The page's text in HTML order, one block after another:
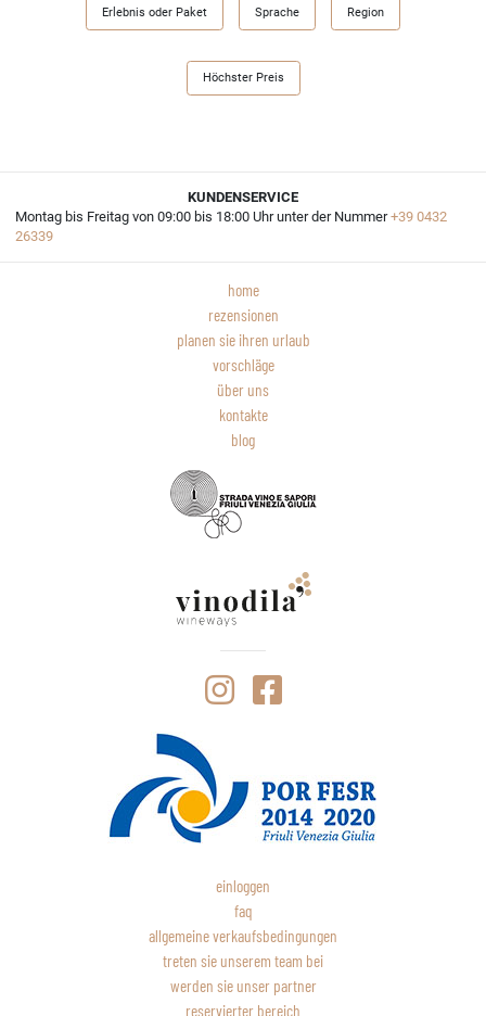
Erlebnis oder Paket Sprache Region
Höchster Preis
KUNDENSERVICE
Montag bis Freitag von 09:00 bis 18:00 Uhr unter der Nummer+39 0432
26339
home
rezensionen
planen sie ihren urlaub
vorschläge
über uns
kontakte
blog
einloggen
faq
allgemeine verkaufsbedingungen
treten sie unserem team bei
werden sie unser partner
reservierter bereich